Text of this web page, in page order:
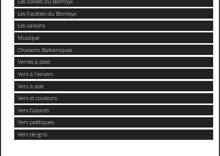
Les Facéties du Bombyx
Les saisons
Musique
Oraisons Balkaniques
Verres à pied
Vers à l'envers
Vers à soie
Vers et couleurs
Vers Galants
Vers poétiques
Vert-de-gris